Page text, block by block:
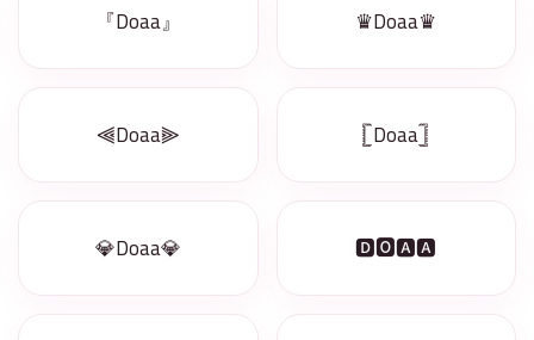
『Doaa』 ♛Doaa♛
⫷Doaa⫸ 𓊈Doaa𓊉
💎Doaa💎 🅳🅾🅰🅰